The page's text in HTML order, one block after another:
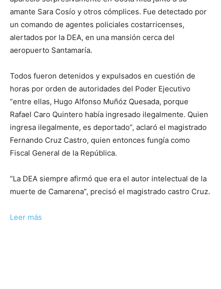
amante Sara Cosío y otros cómplices. Fue detectado por
un comando de agentes policiales costarricenses,
alertados por la DEA, en una mansión cerca del
aeropuerto Santamaría.
Todos fueron detenidos y expulsados en cuestión de
horas por orden de autoridades del Poder Ejecutivo
“entre ellas, Hugo Alfonso Muñóz Quesada, porque
Rafael Caro Quintero había ingresado ilegalmente. Quien
ingresa ilegalmente, es deportado”, aclaró el magistrado
Fernando Cruz Castro, quien entonces fungía como
Fiscal General de la República.
“La DEA siempre afirmó que era el autor intelectual de la
muerte de Camarena”, precisó el magistrado castro Cruz.
Leer más